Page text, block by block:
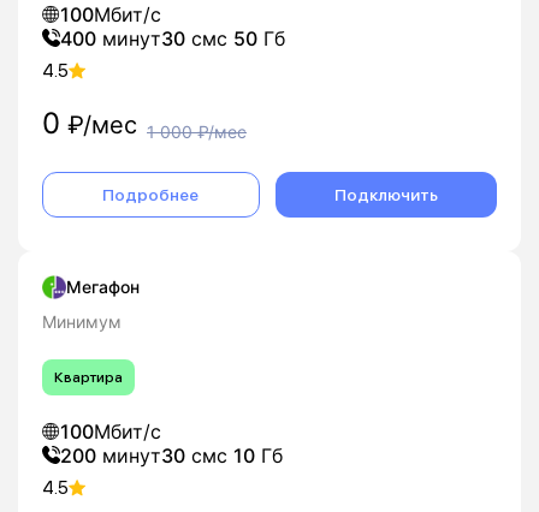
100Мбит/с
400 минут30 смс 50 Гб
4.5
0 ₽/мес 1 000₽/мес
Подробнее Подключить
Мегафон
Минимум
Квартира
100Мбит/с
200 минут30 смс 10 Гб
4.5